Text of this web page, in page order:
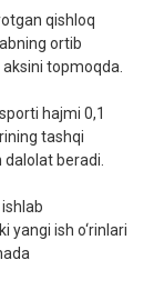
qishloq
ortib
topmoqda.
hajmi 0,1
tashqi
beradi.
yangi ish o‘rinlari